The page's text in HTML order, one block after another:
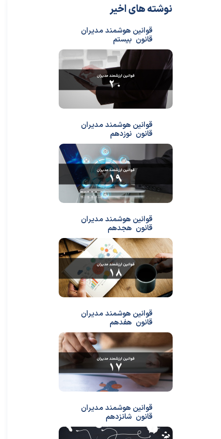
قوانین هوشمند مدیران
قانون بیستم
قوانین هوشمند مدیران
قانون نوزدهم
قوانین هوشمند مدیران
قانون هجدهم
قوانین هوشمند مدیران
قانون هفدهم
قوانین هوشمند مدیران
قانون شانزدهم
نوشته های اخیر